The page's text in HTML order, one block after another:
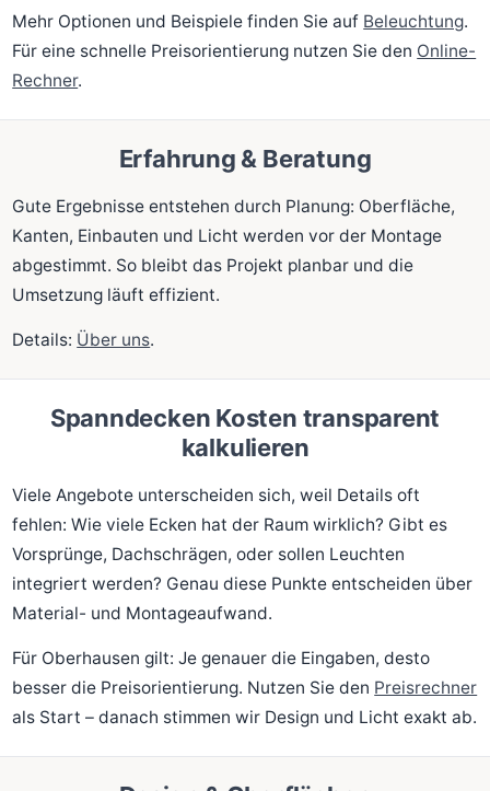
Mehr Optionen und Beispiele finden Sie auf Beleuchtung.
Für eine schnelle Preisorientierung nutzen Sie den Online-
Rechner.
Erfahrung & Beratung
Gute Ergebnisse entstehen durch Planung: Oberfläche,
Kanten, Einbauten und Licht werden vor der Montage
abgestimmt. So bleibt das Projekt planbar und die
Umsetzung läuft effizient.
Details: Über uns.
Spanndecken Kosten transparent
kalkulieren
Viele Angebote unterscheiden sich, weil Details oft
fehlen: Wie viele Ecken hat der Raum wirklich? Gibt es
Vorsprünge, Dachschrägen, oder sollen Leuchten
integriert werden? Genau diese Punkte entscheiden über
Material- und Montageaufwand.
Für Oberhausen gilt: Je genauer die Eingaben, desto
besser die Preisorientierung. Nutzen Sie den Preisrechner
als Start – danach stimmen wir Design und Licht exakt ab.